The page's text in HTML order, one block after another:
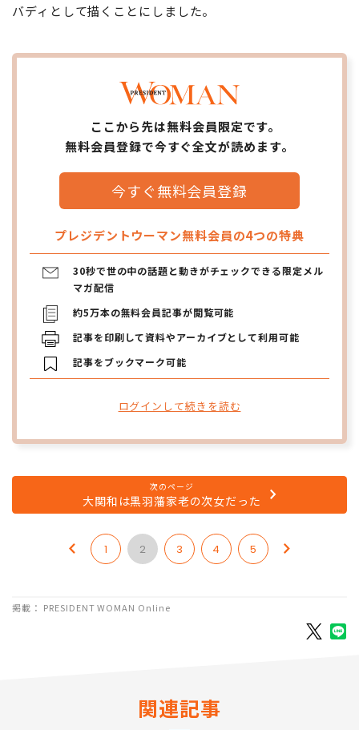
バディとして描くことにしました。
ここから先は無料会員限定です。
無料会員登録で今すぐ全文が読めます。
今すぐ無料会員登録
プレジデントウーマン無料会員の4つの特典
30秒で世の中の話題と動きがチェックできる限定メル
マガ配信
約5万本の無料会員記事が閲覧可能
記事を印刷して資料やアーカイブとして利用可能
記事をブックマーク可能
ログインして続きを読む
次のページ
大関和は黒羽藩家老の次女だった
1 2 3 4 5
掲載： PRESIDENT WOMAN Online
関連記事